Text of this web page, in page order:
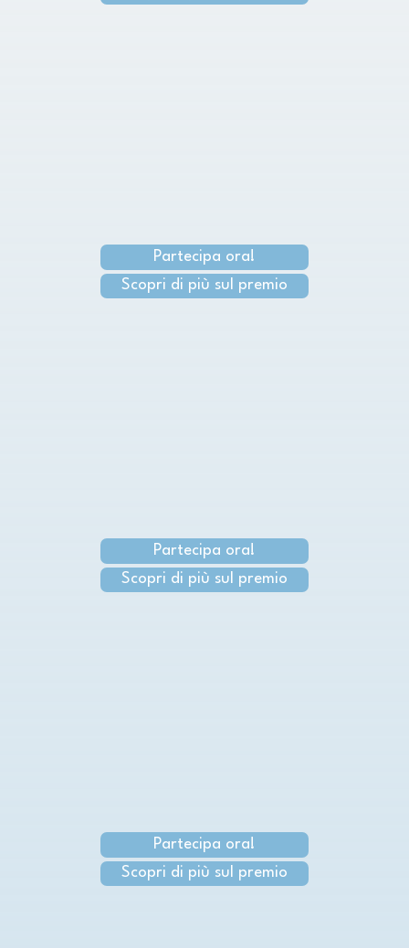
Partecipa ora!
Scopri di più sul premio
Partecipa ora!
Scopri di più sul premio
Partecipa ora!
Scopri di più sul premio